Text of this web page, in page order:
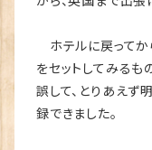
ホテルに戻って
をセットしてみるも
誤して、とりあえ
録できました。